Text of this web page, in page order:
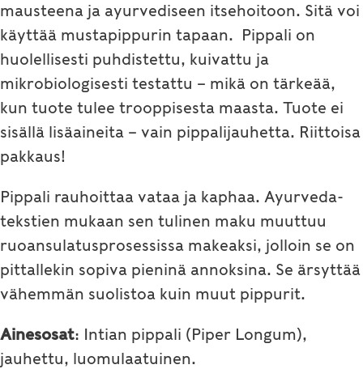
mausteena ja ayurvediseen itsehoitoon. Sitä voi
käyttää mustapippurin tapaan. Pippali on
huolellisesti puhdistettu, kuivattu ja
mikrobiologisesti testattu – mikä on tärkeää,
kun tuote tulee trooppisesta maasta. Tuote ei
sisällä lisäaineita – vain pippalijauhetta. Riittoisa
pakkaus!
Pippali rauhoittaa vataa ja kaphaa. Ayurveda-
tekstien mukaan sen tulinen maku muuttuu
ruoansulatusprosessissa makeaksi, jolloin se on
pittallekin sopiva pieninä annoksina. Se ärsyttää
vähemmän suolistoa kuin muut pippurit.
Ainesosat: Intian pippali (Piper Longum),
jauhettu, luomulaatuinen.